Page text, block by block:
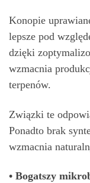
Konopie
lepsze pod
dzięki
wzmacnia
terpenów.
Związki te
Ponadto brak
wzmacnia
• Bogatszy